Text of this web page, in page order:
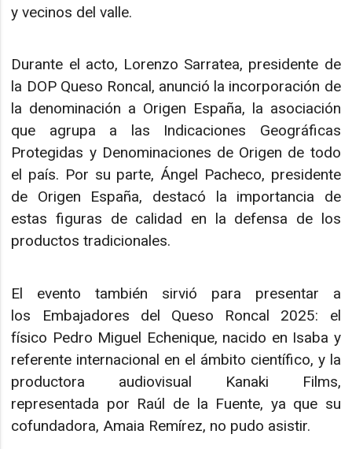
y vecinos del valle.
Durante el acto, Lorenzo Sarratea, presidente de
la DOP Queso Roncal, anunció la incorporación de
la denominación a Origen España, la asociación
que agrupa a las Indicaciones Geográficas
Protegidas y Denominaciones de Origen de todo
el país. Por su parte, Ángel Pacheco, presidente
de Origen España, destacó la importancia de
estas figuras de calidad en la defensa de los
productos tradicionales.
El evento también sirvió para presentar a
los Embajadores del Queso Roncal 2025: el
físico Pedro Miguel Echenique, nacido en Isaba y
referente internacional en el ámbito científico, y la
productora audiovisual Kanaki Films,
representada por Raúl de la Fuente, ya que su
cofundadora, Amaia Remírez, no pudo asistir.